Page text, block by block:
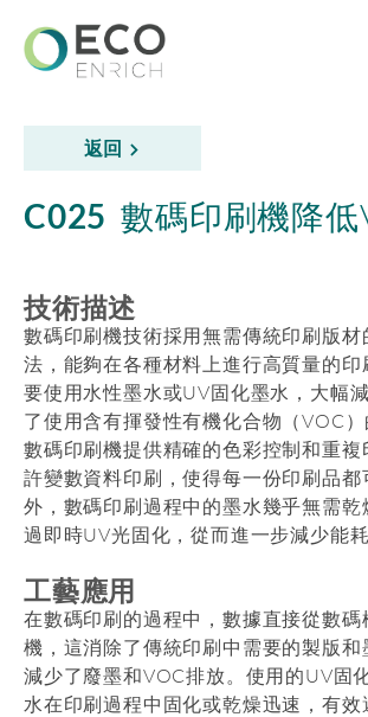
返回
C025 數碼印刷機降低
技術描述
數碼印刷機技術採用無需傳統印刷版材
法，能夠在各種材料上進行高質量的印
要使用水性墨水或UV固化墨水，大幅
了使用含有揮發性有機化合物（VOC）
數碼印刷機提供精確的色彩控制和重複
許變數資料印刷，使得每一份印刷品都
外，數碼印刷過程中的墨水幾乎無需乾
過即時UV光固化，從而進一步減少能耗
工藝應用
在數碼印刷的過程中，數據直接從數碼
機，這消除了傳統印刷中需要的製版和
減少了廢墨和VOC排放。使用的UV固
水在印刷過程中固化或乾燥迅速，有效